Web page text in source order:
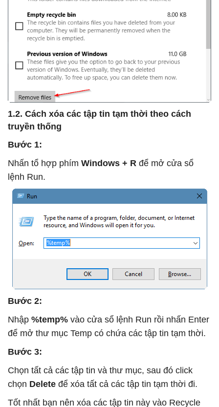
1.2. Cách xóa các tập tin tạm thời theo cách
truyền thống
Bước 1:
Nhấn tổ hợp phím Windows + R để mở cửa sổ
lệnh Run.
Bước 2:
Nhập %temp% vào cửa sổ lệnh Run rồi nhấn Enter
để mở thư mục Temp có chứa các tập tin tạm thời.
Bước 3:
Chọn tất cả các tập tin và thư mục, sau đó click
chọn Delete để xóa tất cả các tập tin tạm thời đi.
Tốt nhất bạn nên xóa các tập tin này vào Recycle